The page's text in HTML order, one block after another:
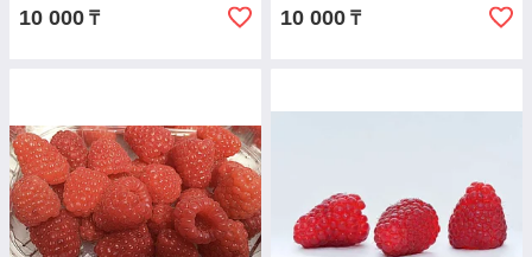
10 000 ₸ 10 000 ₸